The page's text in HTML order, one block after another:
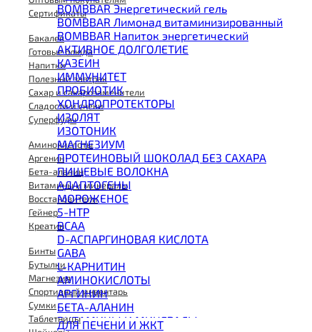
BOMBBAR Энергетический гель
BOMBBAR Лимонад витаминизированный
BOMBBAR Напиток энергетический
АКТИВНОЕ ДОЛГОЛЕТИЕ
КАЗЕИН
ИММУНИТЕТ
ПРОБИОТИК
ХОНДРОПРОТЕКТОРЫ
ИЗОЛЯТ
ИЗОТОНИК
МАГНЕЗИУМ
ПРОТЕИНОВЫЙ ШОКОЛАД БЕЗ САХАРА
ПИЩЕВЫЕ ВОЛОКНА
АДАПТОГЕНЫ
МОРОЖЕНОЕ
5-HTP
BCAA
D-АСПАРГИНОВАЯ КИСЛОТА
GABA
L-КАРНИТИН
АМИНОКИСЛОТЫ
АРГИНИН
БЕТА-АЛАНИН
ВИТАМИНЫ И МИНЕРАЛЫ
ДЛЯ ПЕЧЕНИ И ЖКТ
Сертификаты
Бакалея
Готовые блюда
Напитки
Полезный завтрак
Сахар и сахарозаменители
Сладости и снеки
Суперфуды
Аминокислоты
Аргенин
Бета-аланин
Витамины и минералы
Восстановители
Гейнер
Креатин
Бинты
Бутылки
Магнезия
Спортивный инвентарь
Сумки
Таблетницы